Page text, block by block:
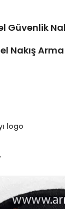
Güvenlik
Nakış
logo